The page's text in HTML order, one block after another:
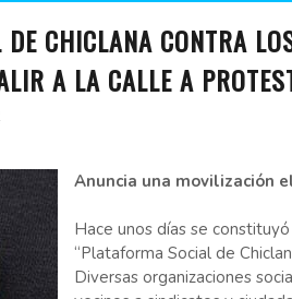
CHICLANA CONTRA
A LA CALLE A
Anuncia una movilización
Hace unos días se
“Plataforma Social de
Diversas organizaciones